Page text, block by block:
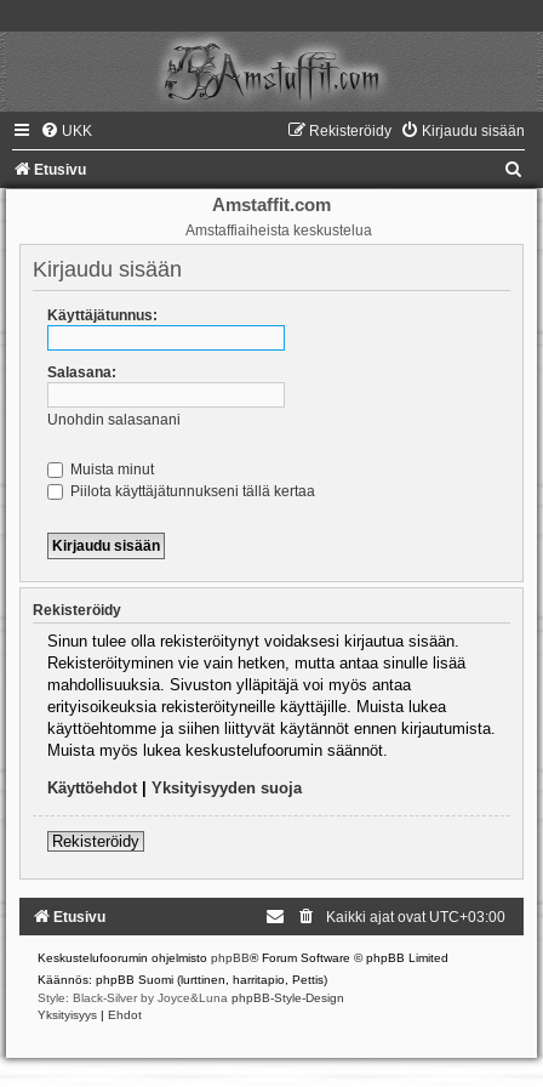
UKK Kirjaudu sisään
Rekisteröidy
Etusivu
Amstaffit.com
Amstaffiaiheista keskustelua
Kirjaudu sisään
Käyttäjätunnus:
Salasana:
Unohdin salasanani
Muista minut
Piilota käyttäjätunnukseni tällä kertaa
Rekisteröidy
Sinun tulee olla rekisteröitynyt voidaksesi kirjautua sisään.
Rekisteröityminen vie vain hetken, mutta antaa sinulle lisää
mahdollisuuksia. Sivuston ylläpitäjä voi myös antaa
erityisoikeuksia rekisteröityneille käyttäjille. Muista lukea
käyttöehtomme ja siihen liittyvät käytännöt ennen kirjautumista.
Muista myös lukea keskustelufoorumin säännöt.
Käyttöehdot Yksityisyyden suoja
Rekisteröidy
Etusivu Kaikki ajat ovat UTC+03:00
Keskustelufoorumin ohjelmisto phpBB® Forum Software © phpBB Limited
Käännös: phpBB Suomi (lurttinen, harritapio, Pettis)
Style: Black-Silver by Joyce&Luna phpBB-Style-Design
Yksityisyys | Ehdot